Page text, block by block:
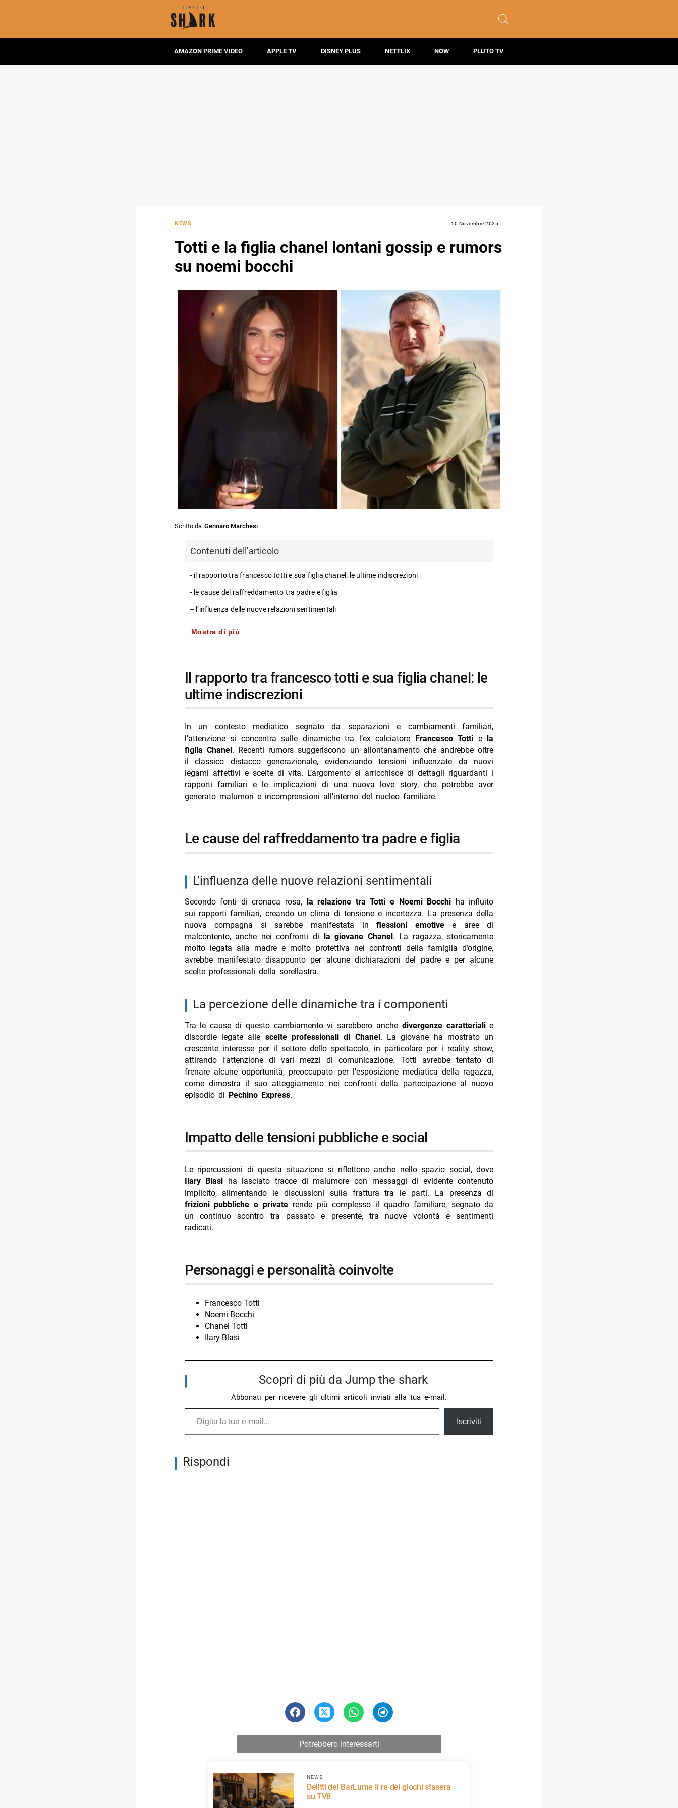
AMAZON PRIME VIDEO APPLE TV DISNEY PLUS NETFLIX NOW PLUTO TV
NEWS 10 Novembre 2025
Totti e la figlia chanel lontani gossip e rumors
su noemi bocchi
Scritto da Gennaro Marchesi
Contenuti dell'articolo
- il rapporto tra francesco totti e sua figlia chanel: le ultime indiscrezioni
- le cause del raffreddamento tra padre e figlia
-- l’influenza delle nuove relazioni sentimentali
-- la percezione delle dinamiche tra i componenti
- impatto delle tensioni pubbliche e social
-- Scopri di più da Jump the shark
-- RispondiAnnulla risposta
- Ascolti TV 6 agosto 2026: vince Battiti Live
- Un’estate ai Caraibi stasera su Rete 4: trama e cast
- Mbappé ed Ester Expósito coppia dell’estate 2026?
- Marco Bocci 48 anni: compleanno in Spagna con Chiatti
Mostra di più
il rapporto tra francesco totti e sua figlia chanel: le
ultime indiscrezioni
In un contesto mediatico segnato da separazioni e cambiamenti familiari,
l’attenzione si concentra sulle dinamiche tra l’ex calciatore
Francesco Totti e
la
figlia Chanel . Recenti rumors suggeriscono un allontanamento che andrebbe oltre
il classico distacco generazionale, evidenziando tensioni influenzate da nuovi
legami affettivi e scelte di vita. L’argomento si arricchisce di dettagli riguardanti i
rapporti familiari e le implicazioni di una nuova love story, che potrebbe aver
generato malumori e incomprensioni all’interno del nucleo familiare.
le cause del raffreddamento tra padre e figlia
l’influenza delle nuove relazioni sentimentali
Secondo fonti di cronaca rosa, la relazione tra Totti e Noemi Bocchi ha influito
sui rapporti familiari, creando un clima di tensione e incertezza. La presenza della
nuova compagna si sarebbe manifestata inflessioni emotivee aree di
malcontento, anche nei confronti di la giovane Chanel. La ragazza, storicamente
molto legata alla madre e molto protettiva nei confronti della famiglia d’origine,
avrebbe manifestato disappunto per alcune dichiarazioni del padre e per alcune
scelte professionali della sorellastra.
la percezione delle dinamiche tra i componenti
Tra le cause di questo cambiamento vi sarebbero anche divergenze caratterialie
discordie legate alle scelte professionali di Chanel. La giovane ha mostrato un
crescente interesse per il settore dello spettacolo, in particolare per i reality show,
attirando l’attenzione di vari mezzi di comunicazione. Totti avrebbe tentato di
frenare alcune opportunità, preoccupato per l’esposizione mediatica della ragazza,
come dimostra il suo atteggiamento nei confronti della partecipazione al nuovo
episodio di Pechino Express.
impatto delle tensioni pubbliche e social
Le ripercussioni di questa situazione si riflettono anche nello spazio social, dove
Ilary Blasi ha lasciato tracce di malumore con messaggi di evidente contenuto
implicito, alimentando le discussioni sulla frattura tra le parti. La presenza di
frizioni pubbliche e privaterende più complesso il quadro familiare, segnato da
un continuo scontro tra passato e presente, tra nuove volontà e sentimenti
radicati.
personaggi e personalità coinvolte
Francesco Totti
Noemi Bocchi
Chanel Totti
Ilary Blasi
Scopri di più da Jump the shark
Abbonati per ricevere gli ultimi articoli inviati alla tua e-mail.
Digita la tua e-mail...
Iscriviti
Rispondi
Potrebbero interessarti
NEWS
Delitti del BarLume Il re dei giochi stasera
su TV8